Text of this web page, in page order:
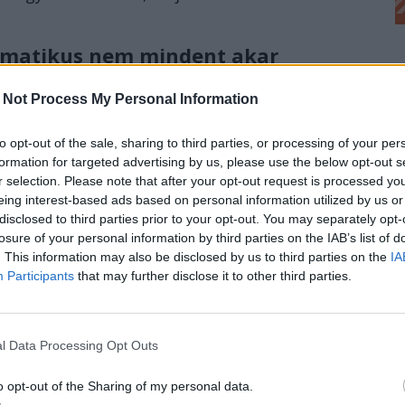
Not Process My Personal Information
opt-out of the sale, sharing to third parties, or processing of your
for targeted advertising by us, please use the below opt-out
selection. Please note that after your opt-out request is processed
interest-based ads based on personal information utilized by us
to third parties prior to your opt-out. You may separately
of your personal information by third parties on the IAB’s list of
This information may also be disclosed by us to third parties on the
Participants that may further disclose it to other third parties.
Data Processing Opt Outs
opt-out of the Sharing of my personal data.
nem mindent akar
egy jó modellt készíteni,
hanem mert ha jól megválasztja a
kiszámíthatóvá válhat. Így a
melyik részletet kell megtartanunk és
válaszunk még használható maradjon? Egy
kell feltenni egy jó kérdést megfelelő
amely úgy számol, hogy becslésre,
modell nem a valóság helyett van, hanem